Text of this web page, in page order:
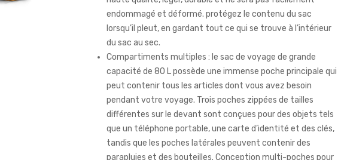
endommagé et déformé. protégez le contenu du sac
lorsqu’il pleut, en gardant tout ce qui se trouve à l’intérieur
du sac au sec.
Compartiments multiples : le sac de voyage de grande
capacité de 80 L possède une immense poche principale qui
peut contenir tous les articles dont vous avez besoin
pendant votre voyage. Trois poches zippées de tailles
différentes sur le devant sont conçues pour des objets tels
que un téléphone portable, une carte d’identité et des clés,
tandis que les poches latérales peuvent contenir des
parapluies et des bouteilles. Conception multi-poches pour